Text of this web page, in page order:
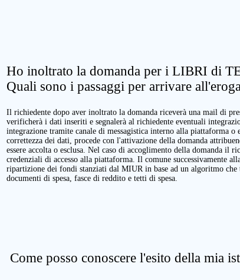
Ho inoltrato la domanda per i LIBRI di
Quali sono i passaggi per arrivare
Il richiedente dopo aver inoltrato la domanda riceverà una mail di
verificherà i dati inseriti e segnalerà al richiedente eventuali
integrazione tramite canale di messagistica interno alla piattaforma
correttezza dei dati, procede con l'attivazione della domanda
essere accolta o esclusa. Nel caso di accoglimento della domanda il
credenziali di accesso alla piattaforma. Il comune successivamente
ripartizione dei fondi stanziati dal MIUR in base ad un algoritmo
documenti di spesa, fasce di reddito e tetti di spesa.
Come posso conoscere l'esito della mia